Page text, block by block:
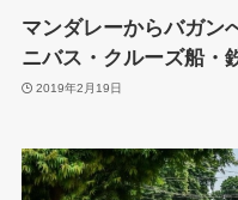
マンダレーからバガン
ニバス・クルーズ船・
2019年2月19日